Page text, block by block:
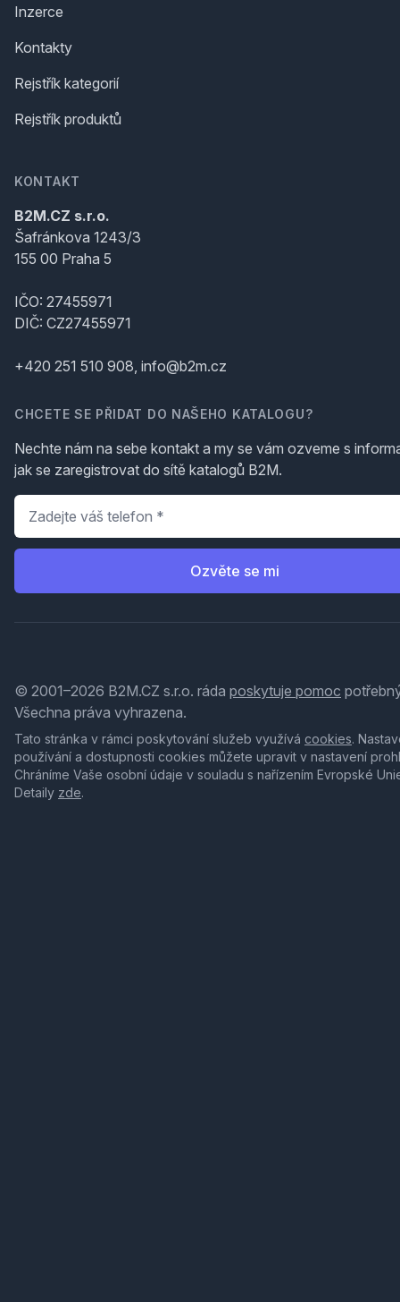
Inzerce
Kontakty
Rejstřík kategorií
Rejstřík produktů
KONTAKT
B2M.CZ s.r.o.
Šafránkova 1243/3
155 00 Praha 5
IČO: 27455971
DIČ: CZ27455971
+420 251 510 908, info@b2m.cz
CHCETE SE PŘIDAT DO NAŠEHO KATALOGU?
Nechte nám na sebe kontakt a my se vám ozveme s
jak se zaregistrovat do sítě katalogů B2M.
Telefon
Ozvěte se mi
© 2001–2026 B2M.CZ s.r.o. ráda poskytuje pomoc
Všechna práva vyhrazena.
Tato stránka v rámci poskytování služeb využívá cookies.
používání a dostupnosti cookies můžete upravit v nastavení
Chráníme Vaše osobní údaje v souladu s nařízením Evropské
Detaily zde.